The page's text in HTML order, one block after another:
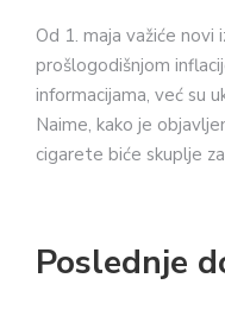
Od 1. maja važiće novi
prošlogodišnjom
informacijama, već su
Naime, kako je
cigarete biće skuplje
Poslednje